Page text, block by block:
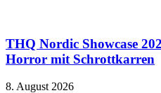
THQ Nordic Showcase
Horror mit Schrottkarren
8. August 2026